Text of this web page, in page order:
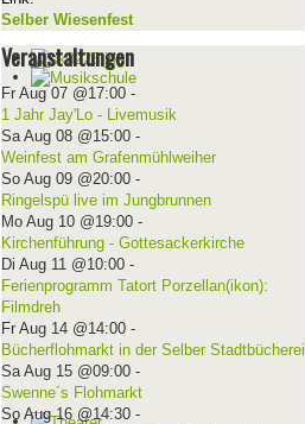
Selber Wiesenfest
Veranstaltungen
Fr Aug 07 @17:00-
1 Jahr Jay'Lo - Livemusik
Sa Aug 08 @15:00-
Weinfest am Grafenmühlweiher
So Aug 09 @20:00-
Ringelspü live im Jungbrunnen
Mo Aug 10 @19:00-
Kirchenführung - Gottesackerkirche
Di Aug 11 @10:00-
Ferienprogramm Tatort Porzellan(ikon):
Filmdreh
Fr Aug 14 @14:00-
Bücherflohmarkt in der Selber Stadtbücherei
Sa Aug 15 @09:00-
Swenne´s Flohmarkt
So Aug 16 @14:30-